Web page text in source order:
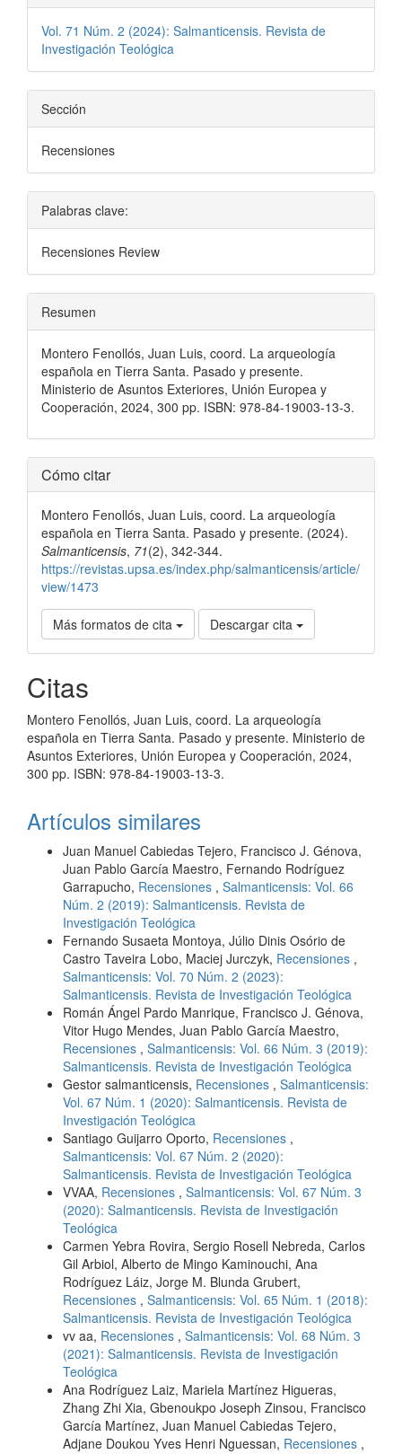
Vol. 71 Núm. 2 (2024): Salmanticensis. Revista de
Investigación Teológica
Sección
Recensiones
Palabras clave:
Recensiones Review
Resumen
Montero Fenollós, Juan Luis, coord. La arqueología
española en Tierra Santa. Pasado y presente.
Ministerio de Asuntos Exteriores, Unión Europea y
Cooperación, 2024, 300 pp. ISBN: 978-84-19003-13-3.
Detalles
del
artículo
Cómo citar
Montero Fenollós, Juan Luis, coord. La arqueología
española en Tierra Santa. Pasado y presente. (2024).
Salmanticensis, 71(2), 342-344.
https://revistas.upsa.es/index.php/salmanticensis/article/
view/1473
Más formatos de cita Descargar cita
Citas
Montero Fenollós, Juan Luis, coord. La arqueología
española en Tierra Santa. Pasado y presente. Ministerio de
Asuntos Exteriores, Unión Europea y Cooperación, 2024,
300 pp. ISBN: 978-84-19003-13-3.
Artículos similares
Juan Manuel Cabiedas Tejero, Francisco J. Génova,
Juan Pablo García Maestro, Fernando Rodríguez
Garrapucho, Recensiones , Salmanticensis: Vol. 66
Núm. 2 (2019): Salmanticensis. Revista de
Investigación Teológica
Fernando Susaeta Montoya, Júlio Dinis Osório de
Castro Taveira Lobo, Maciej Jurczyk, Recensiones ,
Salmanticensis: Vol. 70 Núm. 2 (2023):
Salmanticensis. Revista de Investigación Teológica
Román Ángel Pardo Manrique, Francisco J. Génova,
Vitor Hugo Mendes, Juan Pablo García Maestro,
Recensiones , Salmanticensis: Vol. 66 Núm. 3 (2019):
Salmanticensis. Revista de Investigación Teológica
Gestor salmanticensis, Recensiones , Salmanticensis:
Vol. 67 Núm. 1 (2020): Salmanticensis. Revista de
Investigación Teológica
Santiago Guijarro Oporto, Recensiones ,
Salmanticensis: Vol. 67 Núm. 2 (2020):
Salmanticensis. Revista de Investigación Teológica
VVAA, Recensiones , Salmanticensis: Vol. 67 Núm. 3
(2020): Salmanticensis. Revista de Investigación
Teológica
Carmen Yebra Rovira, Sergio Rosell Nebreda, Carlos
Gil Arbiol, Alberto de Mingo Kaminouchi, Ana
Rodríguez Láiz, Jorge M. Blunda Grubert,
Recensiones , Salmanticensis: Vol. 65 Núm. 1 (2018):
Salmanticensis. Revista de Investigación Teológica
vv aa, Recensiones , Salmanticensis: Vol. 68 Núm. 3
(2021): Salmanticensis. Revista de Investigación
Teológica
Ana Rodríguez Laiz, Mariela Martínez Higueras,
Zhang Zhi Xia, Gbenoukpo Joseph Zinsou, Francisco
García Martínez, Juan Manuel Cabiedas Tejero,
Adjane Doukou Yves Henri Nguessan, Recensiones ,